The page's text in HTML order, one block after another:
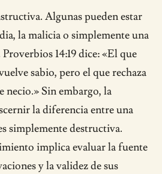
Algunas pueden estar
la malicia o simplemente una
14:19 dice: «El que
sabio, pero el que rechaza
necio.» Sin embargo, la
la diferencia entre una
simplemente destructiva.
implica evaluar la fuente
y la validez de sus